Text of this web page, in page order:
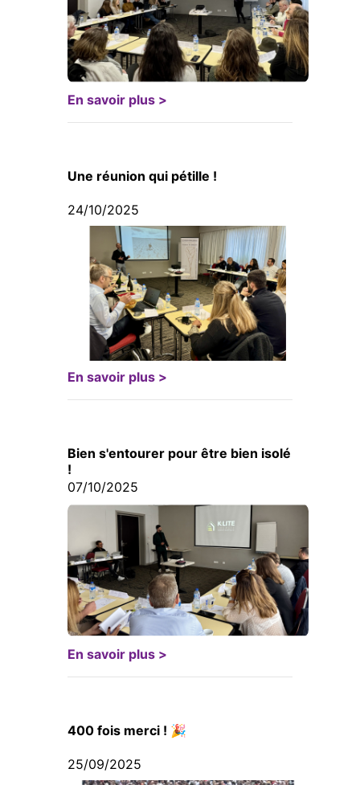
En savoir plus >
Une réunion qui pétille !
24/10/2025
En savoir plus >
Bien s'entourer pour être bien isolé
!
07/10/2025
En savoir plus >
400 fois merci ! 🎉
25/09/2025